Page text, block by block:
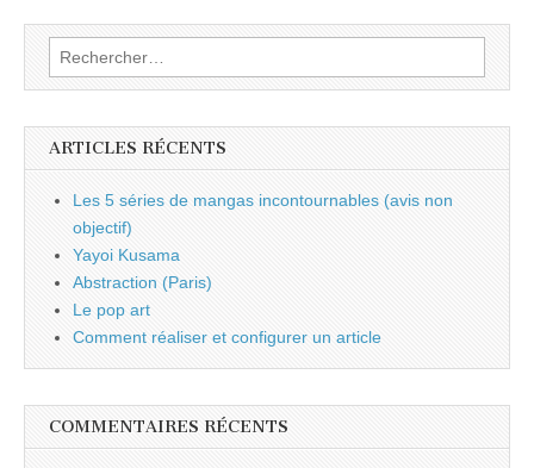
Rechercher :
ARTICLES RÉCENTS
Les 5 séries de mangas incontournables (avis non
objectif)
Yayoi Kusama
Abstraction (Paris)
Le pop art
Comment réaliser et configurer un article
COMMENTAIRES RÉCENTS